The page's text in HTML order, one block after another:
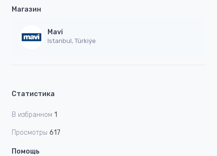
Магазин
Mavi
Istanbul, Türkiýe
Статистика
В избранном 1
Просмотры 617
Помощь